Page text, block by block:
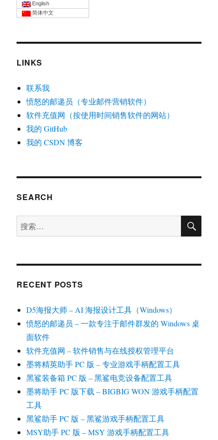
English
简体中文
LINKS
联系我
愤怒的邮递员（专业邮件营销软件）
软件充值网（按使用时间销售软件的网站）
我的 GitHub
我的 CSDN 博客
SEARCH
搜
索：
搜
RECENT POSTS
D5海报大师 – AI 海报设计工具（Windows）
愤怒的邮递员 – 一款专注于邮件群发的 Windows 桌
面软件
软件充值网 – 软件销售与在线授权管理平台
墨将精英助手 PC 版 – 专业游戏手柄配置工具
黑鲨装备箱 PC 版 – 黑鲨电竞设备配置工具
墨将助手 PC 版下载 – BIGBIG WON 游戏手柄配置
工具
黑鲨助手 PC 版 – 黑鲨游戏手柄配置工具
MSY助手 PC 版 – MSY 游戏手柄配置工具